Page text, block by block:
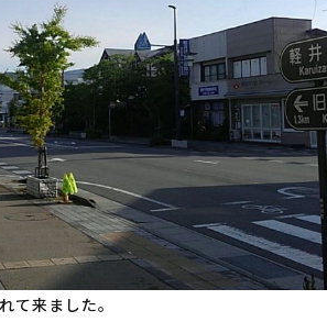
来ました。